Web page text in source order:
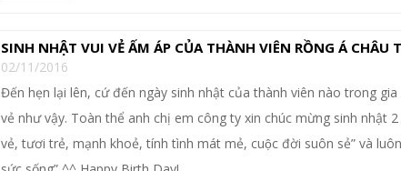
SINH NHẬT VUI VẺ ẤM ÁP CỦA THÀNH VIÊN RỒNG Á CHÂU
02/11/2016
Đến hẹn lại lên, cứ đến ngày sinh nhật của thành viên nào trong
vẻ như vậy. Toàn thể anh chị em công ty xin chúc mừng sinh nhật
vẻ, tươi trẻ, mạnh khoẻ, tính tình mát mẻ, cuộc đời suôn sẻ” và